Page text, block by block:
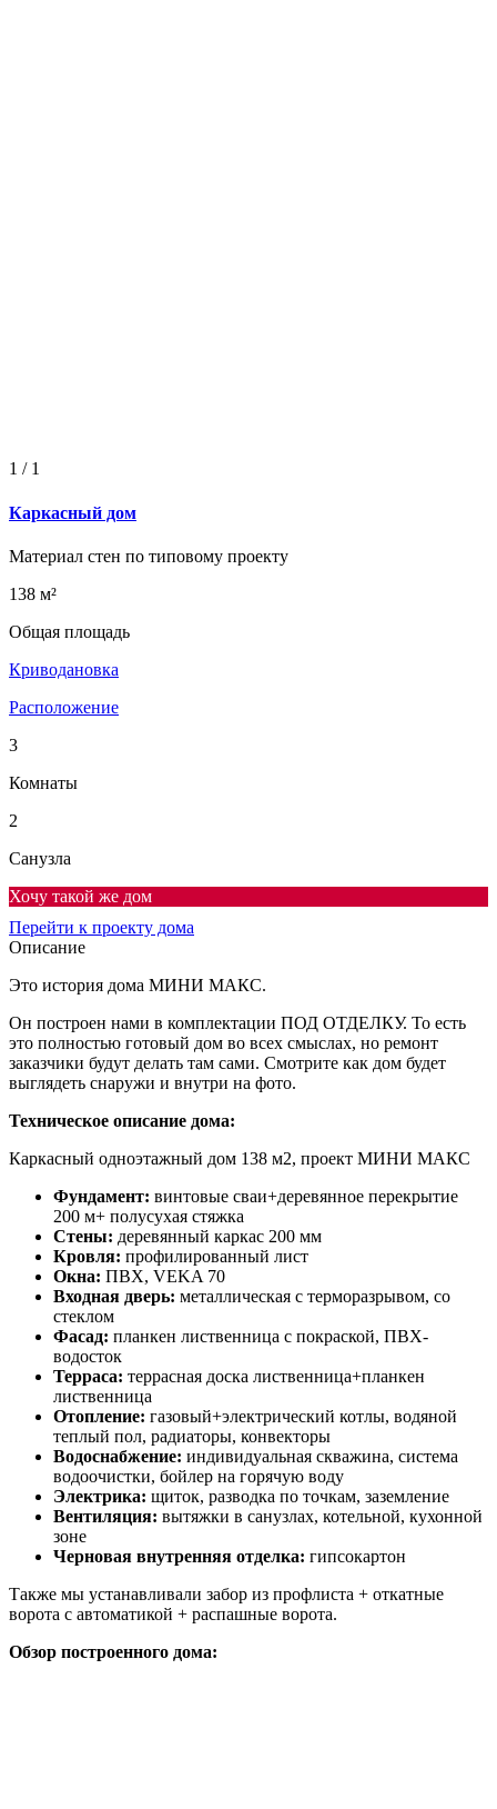
1 / 1
Каркасный дом
Материал стен по типовому проекту
138 м²
Общая площадь
Криводановка
Расположение
3
Комнаты
2
Санузла
Хочу такой же дом
Перейти к проекту дома
Описание
Это история дома МИНИ МАКС.
Он построен нами в комплектации ПОД ОТДЕЛКУ. То есть
это полностью готовый дом во всех смыслах, но ремонт
заказчики будут делать там сами. Смотрите как дом будет
выглядеть снаружи и внутри на фото.
Техническое описание дома:
Каркасный одноэтажный дом 138 м2, проект МИНИ МАКС
Фундамент: винтовые сваи+деревянное перекрытие
200 м+ полусухая стяжка
Стены: деревянный каркас 200 мм
Кровля: профилированный лист
Окна: ПВХ, VEKA 70
Входная дверь: металлическая с терморазрывом, со
стеклом
Фасад: планкен лиственница с покраской, ПВХ-
водосток
Терраса: террасная доска лиственница+планкен
лиственница
Отопление: газовый+электрический котлы, водяной
теплый пол, радиаторы, конвекторы
Водоснабжение: индивидуальная скважина, система
водоочистки, бойлер на горячую воду
Электрика: щиток, разводка по точкам, заземление
Вентиляция: вытяжки в санузлах, котельной, кухонной
зоне
Черновая внутренняя отделка: гипсокартон
Также мы устанавливали забор из профлиста + откатные
ворота с автоматикой + распашные ворота.
Обзор построенного дома: